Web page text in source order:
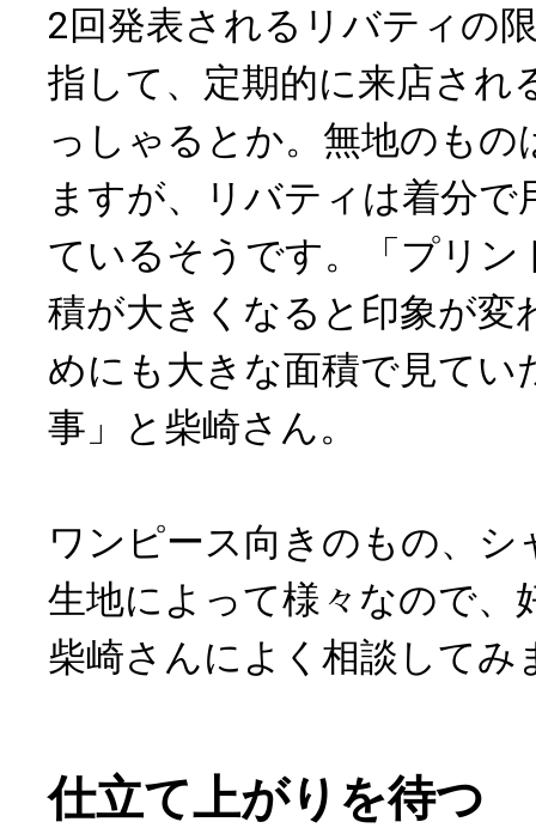
2回発表されるリバティの
指して、定期的に来店され
っしゃるとか。無地のもの
ますが、リバティは着分
ているそうです。「プリン
積が大きくなると印象が変
めにも大きな面積で見てい
事」と柴崎さん。
ワンピース向きのもの、シ
生地によって様々なので、
柴崎さんによく相談してみ
仕立て上がりを待つ